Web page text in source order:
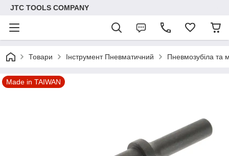
JTC TOOLS COMPANY
Товари Інструмент Пневматичний Пневмозубіла та
Made in TAIWAN